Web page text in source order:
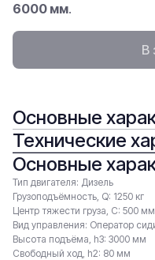
В
6000 мм.
Основные
Технические
Основные
Тип двигателя: Дизель
Грузоподъёмность, Q: 1250 кг
Центр тяжести груза, С: 500 мм
Вид управления: Оператор
Высота подъёма, h3: 3000 мм
Свободный ход, h2: 80 мм